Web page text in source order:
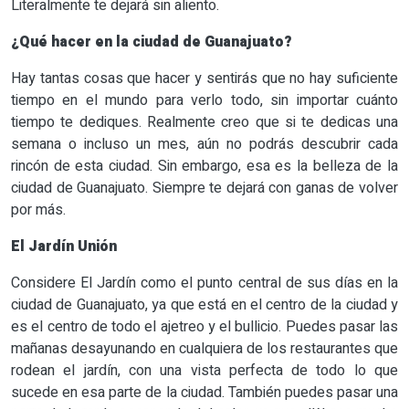
Literalmente te dejará sin aliento.
¿Qué hacer en la ciudad de Guanajuato?
Hay tantas cosas que hacer y sentirás que no hay suficiente
tiempo en el mundo para verlo todo, sin importar cuánto
tiempo te dediques. Realmente creo que si te dedicas una
semana o incluso un mes, aún no podrás descubrir cada
rincón de esta ciudad. Sin embargo, esa es la belleza de la
ciudad de Guanajuato. Siempre te dejará con ganas de volver
por más.
El Jardín Unión
Considere El Jardín como el punto central de sus días en la
ciudad de Guanajuato, ya que está en el centro de la ciudad y
es el centro de todo el ajetreo y el bullicio. Puedes pasar las
mañanas desayunando en cualquiera de los restaurantes que
rodean el jardín, con una vista perfecta de todo lo que
sucede en esa parte de la ciudad. También puedes pasar una